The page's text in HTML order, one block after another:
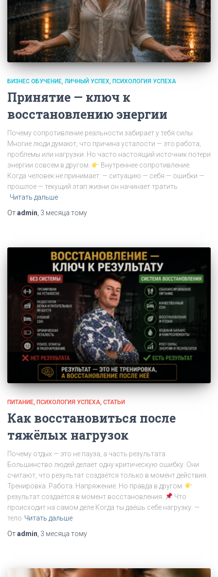
БИЗНЕС ОБУЧЕНИЕ ЛИЧНЫЙ УСПЕХ ПСИХОЛОГИЯ УСПЕХА
Принятие — ключ к
восстановлению энергии
Почему сопротивление реальности забирает у тебя силы
Многие люди думают, что причина усталости — это работа,
проблемы или нагрузки. Но часто настоящий источник потери
энергии совсем в другом.
Внутреннее сопротивление.
Когда человек не принимает: — ситуацию — себя — ошибки —
прошлое — текущий этап жизни он начинает тратить
Читать дальше
Отadmin, 3 месяца тому
ПИТАНИЕ ПСИХОЛОГИЯ УСПЕХА СТАТЬИ
Как восстановиться после
тяжёлых нагрузок
Почему отдых — это не пауза, а часть результата
Большинство людей делает одну критическую ошибку. Они
считают, что результат создаётся только в момент действия.
Тренировка. Работа. Напряжение. Но правда в другом:
результат создаётся в момент восстановления.
Что
происходит на самом деле Когда ты даёшь себе нагрузку: —
тело Читать дальше
Отadmin 3 месяца тому